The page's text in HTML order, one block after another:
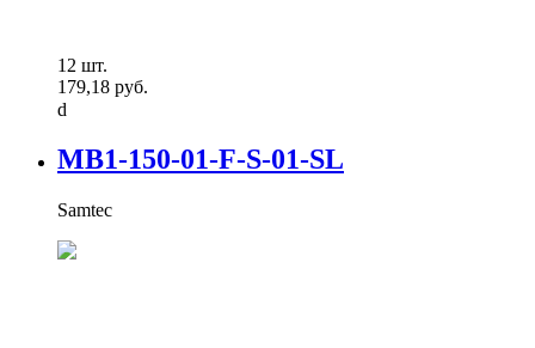
25 Cycle
500
500 Cycles
Bottom Contact
Side Contact
REACH - SVHC:
12 шт.
179,18 руб.
MB1-150-01-F-S-01-SL
Samtec